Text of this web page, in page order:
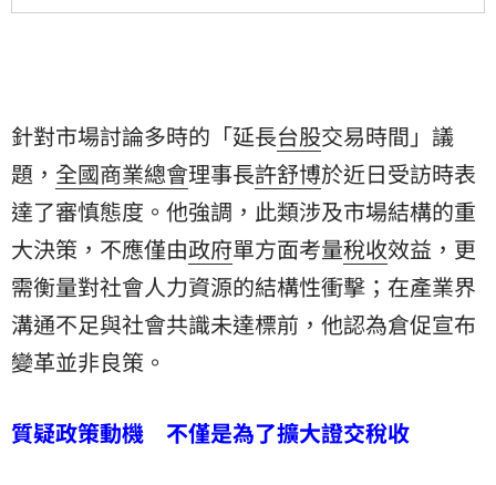
針對市場討論多時的「延長台股交易時間」議
題， 全國商業總會理事長許舒博於近日受訪時表
達了審慎態度。他強調，此類涉及市場結構的重
大決策，不應僅由政府單方面考量稅收效益，更
需衡量對社會人力資源的結構性衝擊；在產業界
溝通不足與社會共識未達標前，他認為倉促宣布
變革並非良策。
質疑政策動機 不僅是為了擴大證交稅收